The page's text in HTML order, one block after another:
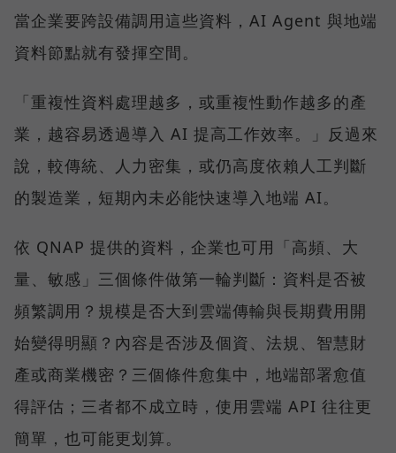
當企業要跨設備調用這些資料，AI Agent 與地端
資料節點就有發揮空間。
「重複性資料處理越多，或重複性動作越多的產
業，越容易透過導入 AI 提高工作效率。」反過來
說，較傳統、人力密集，或仍高度依賴人工判斷
的製造業，短期內未必能快速導入地端 AI。
依 QNAP 提供的資料，企業也可用「高頻、大
量、敏感」三個條件做第一輪判斷：資料是否被
頻繁調用？規模是否大到雲端傳輸與長期費用開
始變得明顯？內容是否涉及個資、法規、智慧財
產或商業機密？三個條件愈集中，地端部署愈值
得評估；三者都不成立時，使用雲端 API 往往更
簡單，也可能更划算。